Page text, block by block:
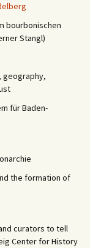
bourbonischen
Stangl)
geography,
für Baden-
the formation of
curators to tell
Center for History